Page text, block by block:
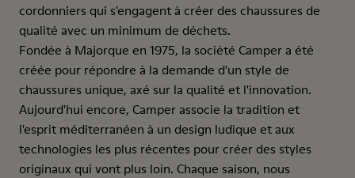
cordonniers qui s'engagent à créer des chaussures de
qualité avec un minimum de déchets.
Fondée à Majorque en 1975, la société Camper a été
créée pour répondre à la demande d'un style de
chaussures unique, axé sur la qualité et l'innovation.
Aujourd'hui encore, Camper associe la tradition et
l'esprit méditerranéen à un design ludique et aux
technologies les plus récentes pour créer des styles
originaux qui vont plus loin. Chaque saison, nous